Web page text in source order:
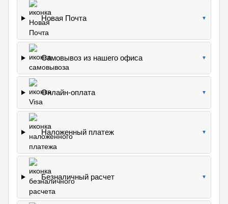
Новая Почта ▼
Самовывоз из нашего офиса ▼
Онлайн-оплата ▼
Наложенный платеж ▼
Безналичный расчет ▼